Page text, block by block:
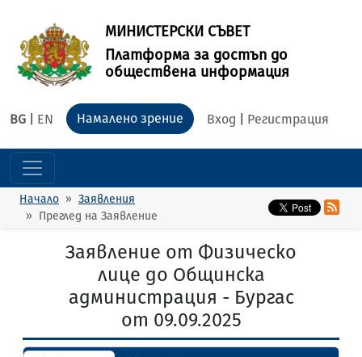
МИНИСТЕРСКИ СЪВЕТ
Платформа за достъп до
обществена информация
BG EN Вход Регистрация
Намалено зрение
Начало
Заявления
Преглед на Заявление
Заявление от Физическо
лице до Общинска
администрация - Бургас
от 09.09.2025